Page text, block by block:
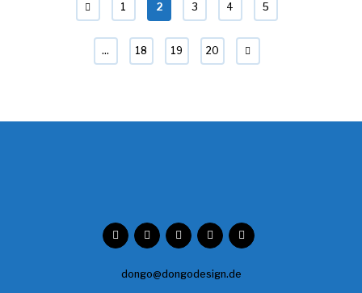
1 2 3 4 5
… 18 19 20
dongo@dongodesign.de